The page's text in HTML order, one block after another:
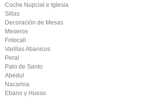
Coche Nupcial e Iglesia
Sillas
Decoración de Mesas
Meseros
Fotocall
Varillas Abanicos
Peral
Palo de Santo
Abedul
Nacarina
Ebano y Hueso